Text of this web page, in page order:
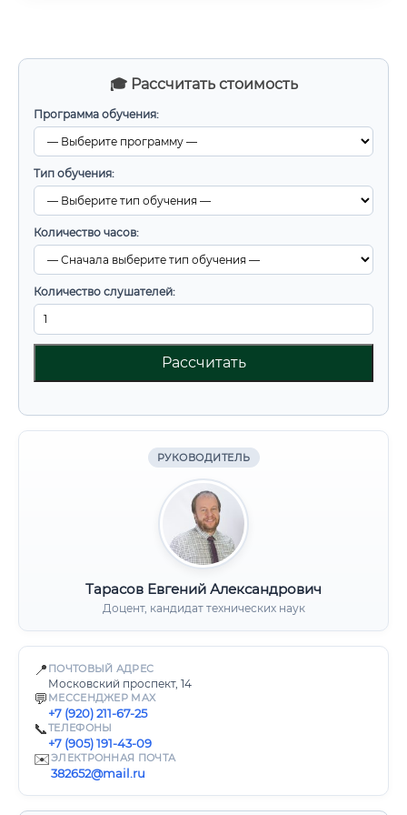
🎓 Рассчитать стоимость
Программа обучения:
Тип обучения:
Количество часов:
Количество слушателей:
Рассчитать
РУКОВОДИТЕЛЬ
Тарасов Евгений Александрович
Доцент, кандидат технических наук
📍 ПОЧТОВЫЙ АДРЕС
Московский проспект, 14
💬 МЕССЕНДЖЕР MAX
+7 (920) 211-67-25
📞ТЕЛЕФОНЫ
+7 (905) 191-43-09
✉️ЭЛЕКТРОННАЯ ПОЧТА
382652@mail.ru